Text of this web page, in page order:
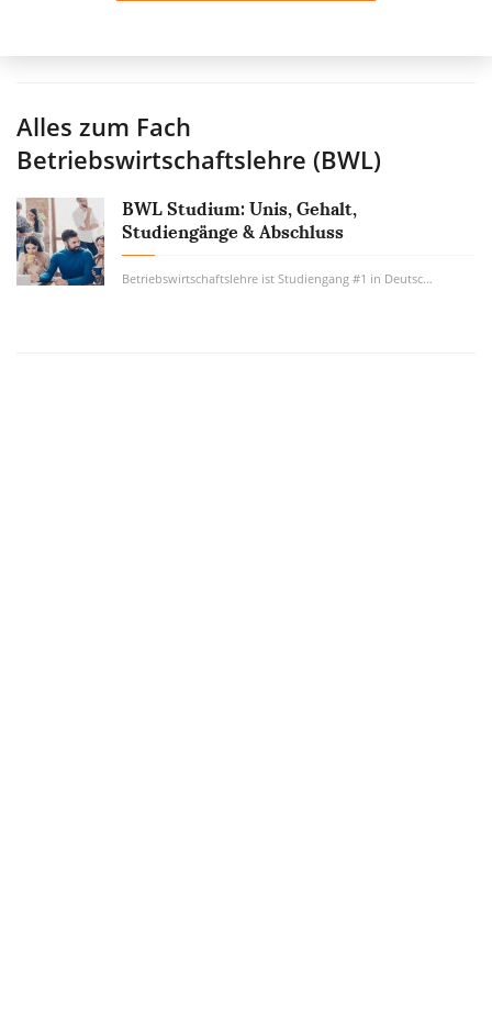
Alles zum Fach
Betriebswirtschaftslehre (BWL)
BWL Studium: Unis, Gehalt,
Studiengänge & Abschluss
Betriebswirtschaftslehre ist Studiengang #1 in Deutschland. Wie viel Geld verdient man...